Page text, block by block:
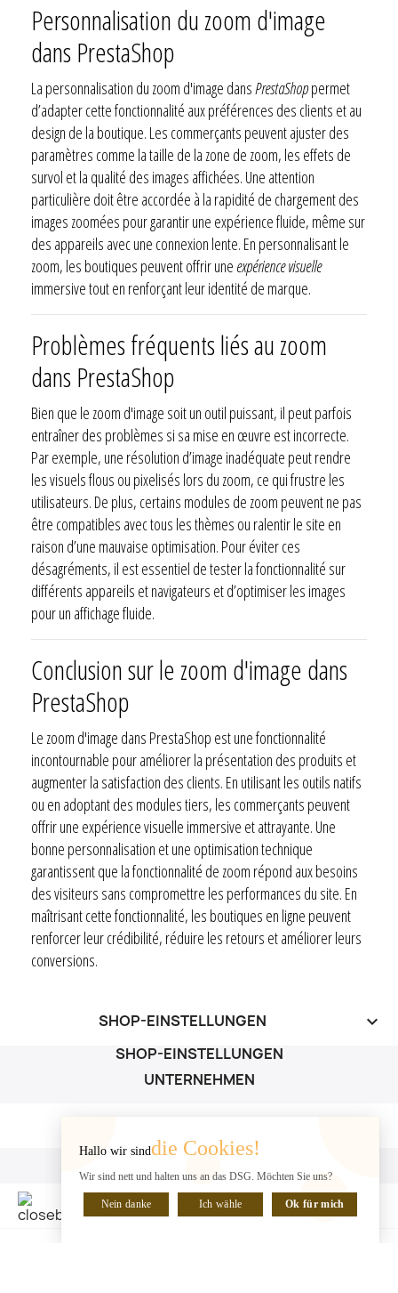
Personnalisation du zoom d'image
dans PrestaShop
La personnalisation du zoom d'image dansPrestaShoppermet
d’adapter cette fonctionnalité aux préférences des clients et au
design de la boutique. Les commerçants peuvent ajuster des
paramètres comme la taille de la zone de zoom, les effets de
survol et la qualité des images affichées. Une attention
particulière doit être accordée à la rapidité de chargement des
images zoomées pour garantir une expérience fluide, même sur
des appareils avec une connexion lente. En personnalisant le
zoom, les boutiques peuvent offrir une expérience visuelle
immersive tout en renforçant leur identité de marque.
Problèmes fréquents liés au zoom
dans PrestaShop
Bien que le zoom d'image soit un outil puissant, il peut parfois
entraîner des problèmes si sa mise en œuvre est incorrecte.
Par exemple, une résolution d’image inadéquate peut rendre
les visuels flous ou pixelisés lors du zoom, ce qui frustre les
utilisateurs. De plus, certains modules de zoom peuvent ne pas
être compatibles avec tous les thèmes ou ralentir le site en
raison d’une mauvaise optimisation. Pour éviter ces
désagréments, il est essentiel de tester la fonctionnalité sur
différents appareils et navigateurs et d’optimiser les images
pour un affichage fluide.
Conclusion sur le zoom d'image dans
PrestaShop
Le zoom d'image dans PrestaShop est une fonctionnalité
incontournable pour améliorer la présentation des produits et
augmenter la satisfaction des clients. En utilisant les outils natifs
ou en adoptant des modules tiers, les commerçants peuvent
offrir une expérience visuelle immersive et attrayante. Une
bonne personnalisation et une optimisation technique
garantissent que la fonctionnalité de zoom répond aux besoins
des visiteurs sans compromettre les performances du site. En
maîtrisant cette fonctionnalité, les boutiques en ligne peuvent
renforcer leur crédibilité, réduire les retours et améliorer leurs
conversions.
SHOP-EINSTELLUNGEN keyboard_arrow_down
SHOP-EINSTELLUNGEN
UNTERNEHMEN
IHR KONTO
IHR KONTO
Hallo wir sinddie Cookies!
Wir sind nett und halten uns an das DSG. Möchten Sie uns?
Nein danke Ich wähle Ok für mich
CHATTE MIT UNS